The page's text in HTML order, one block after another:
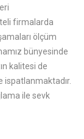
firmalarda
ölçüm
bünyesinde
kalitesi de
ispatlanmaktadır.
ile sevk